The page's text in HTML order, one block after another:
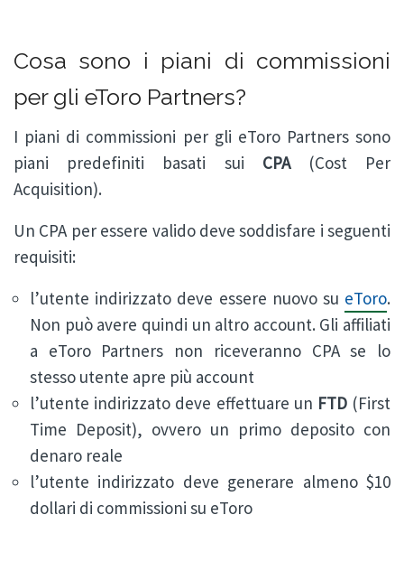
Cosa sono i piani di commissioni
per gli eToro Partners?
I piani di commissioni per gli eToro Partners sono
piani predefiniti basati sui CPA(Cost Per
Acquisition).
Un CPA per essere valido deve soddisfare i seguenti
requisiti:
l’utente indirizzato deve essere nuovo su eToro.
Non può avere quindi un altro account. Gli affiliati
a eToro Partners non riceveranno CPA se lo
stesso utente apre più account
l’utente indirizzato deve effettuare un FTD(First
Time Deposit), ovvero un primo deposito con
denaro reale
l’utente indirizzato deve generare almeno $10
dollari di commissioni su eToro